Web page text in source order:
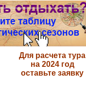
Для расчета тура
на 2024 год
оставьте заявку